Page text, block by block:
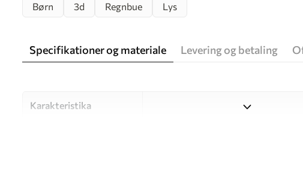
Børn 3d Regnbue Lys
Specifikationer og materiale Levering og betaling
Karakteristika